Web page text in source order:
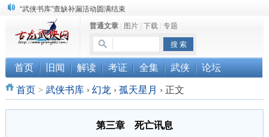
“武侠书库”查缺补漏活动圆满结束
《古龙小说原貌探究》修订版已上市
顾雪衣《古龙武侠小说知见录》上市
普通文章| 图片| 下载| 专题
首页 旧闻 解读 考证 全集 武侠 论坛
首页> 武侠书库 › 幻龙 › 孤天星月 ›正文
第三章 死亡讯息